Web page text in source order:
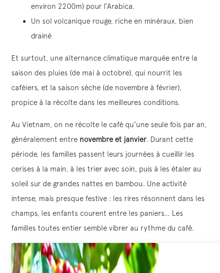
environ 2200m) pour l’Arabica.
Un sol volcanique rouge, riche en minéraux, bien
drainé
Et surtout, une alternance climatique marquée entre la
saison des pluies (de mai à octobre), qui nourrit les
caféiers, et la saison sèche (de novembre à février),
propice à la récolte dans les meilleures conditions.
Au Vietnam, on ne récolte le café qu’une seule fois par an,
généralement entre novembre et janvier. Durant cette
période, les familles passent leurs journées à cueillir les
cerises à la main, à les trier avec soin, puis à les étaler au
soleil sur de grandes nattes en bambou. Une activité
intense, mais presque festive : les rires résonnent dans les
champs, les enfants courent entre les paniers… Les
familles toutes entier semble vibrer au rythme du café.